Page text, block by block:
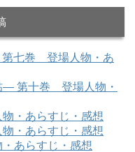
第七巻 登場人物・あ
― 第十巻 登場人物・
・あらすじ・感想
・あらすじ・感想
あらすじ・感想